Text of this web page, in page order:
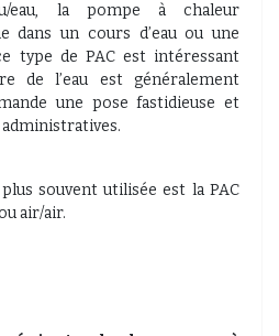
eau, la pompe à chaleur
dans un cours d’eau ou une
type de PAC est intéressant
de l’eau est généralement
une pose fastidieuse et
souvent utilisée est la PAC
air/air.